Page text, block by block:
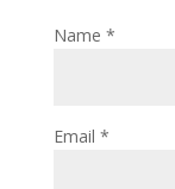
Name *
Email *